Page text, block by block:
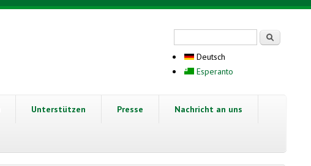
Deutsch
Esperanto
Unterstützen Presse Nachricht an uns